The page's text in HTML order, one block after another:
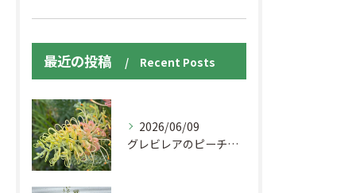
最近の投稿 Recent Posts
2026/06/09
グレビレアのピーチアンドクリームとココナッツアイスの花です